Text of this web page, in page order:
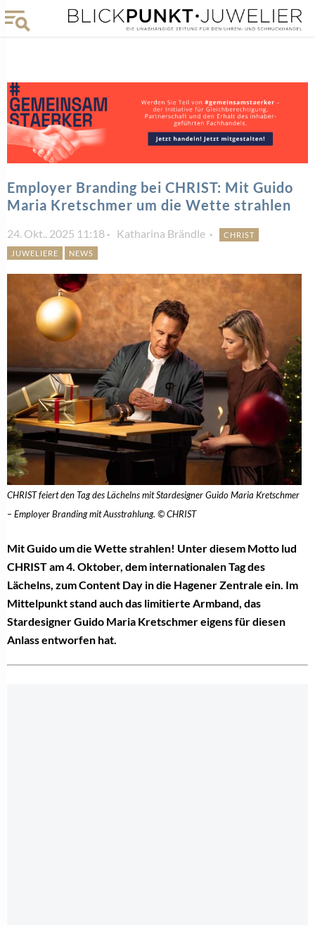
Employer Branding bei CHRIST: Mit Guido
Maria Kretschmer um die Wette strahlen
24. Okt.. 2025 11:18 Katharina Brändle
CHRIST
JUWELIERE
NEWS
CHRIST feiert den Tag des Lächelns mit Stardesigner Guido Maria Kretschmer
– Employer Branding mit Ausstrahlung. © CHRIST
Mit Guido um die Wette strahlen! Unter diesem Motto lud
CHRIST am 4. Oktober, dem internationalen Tag des
Lächelns, zum Content Day in die Hagener Zentrale ein. Im
Mittelpunkt stand auch das limitierte Armband, das
Stardesigner Guido Maria Kretschmer eigens für diesen
Anlass entworfen hat.